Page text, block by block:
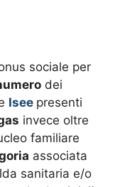
sociale per
dei
Isee presenti
invece oltre
familiare
associata
sanitaria e/o